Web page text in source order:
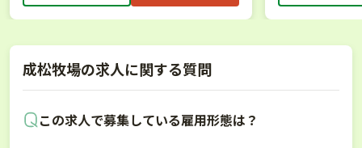
成松牧場の求人に関する質問
この求人で募集している雇用形態は？